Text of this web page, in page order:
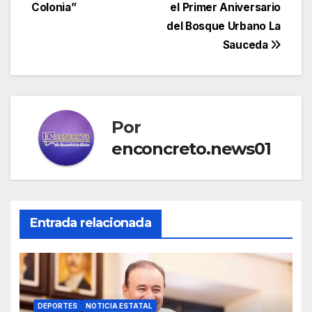
el Primer Aniversario
del Bosque Urbano La
Sauceda
Colonia”
Por
enconcreto.news01
Entrada relacionada
DEPORTES NOTICIA ESTATAL